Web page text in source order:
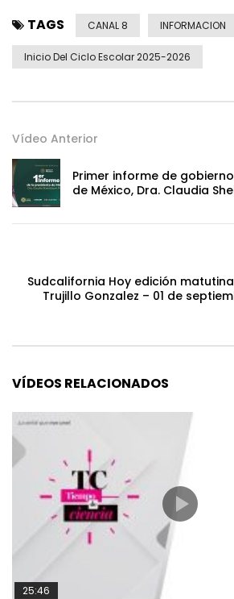
TAGS CANAL 8 INFORMACION
Inicio Del Ciclo Escolar 2025-2026
Vídeo Anterior
Primer informe de
de México, Dra. Claudia
Sudcalifornia Hoy edición
Trujillo Gonzalez – 01 de
VÍDEOS RELACIONADOS
25:46